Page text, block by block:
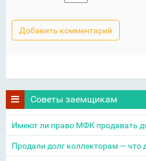
Советы заемщикам
Имеют ли право МФК продавать
Продали долг коллекторам — что